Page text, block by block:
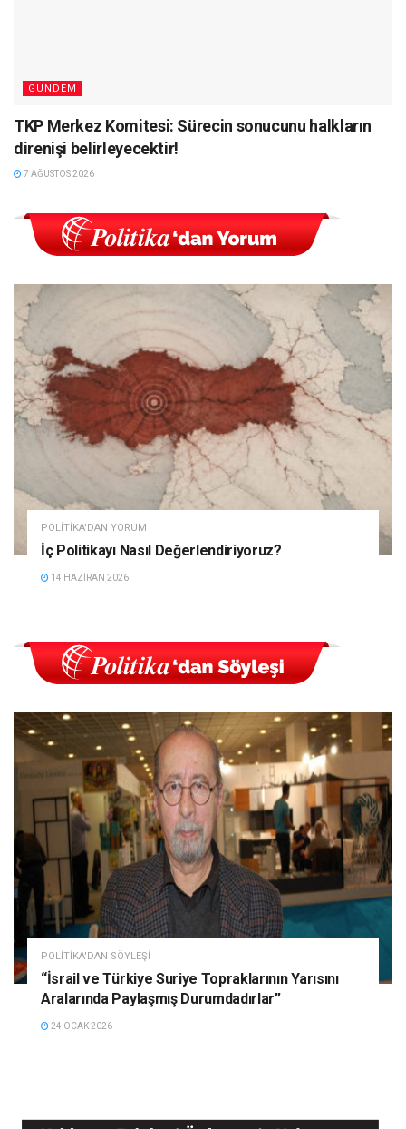
GÜNDEM
TKP Merkez Komitesi: Sürecin sonucunu halkların
direnişi belirleyecektir!
7 AĞUSTOS 2026
POLITIKA'DAN YORUM
İç Politikayı Nasıl Değerlendiriyoruz?
14 HAZIRAN 2026
POLITIKA'DAN SÖYLEŞI
“İsrail ve Türkiye Suriye Topraklarının Yarısını
Aralarında Paylaşmış Durumdadırlar”
24 OCAK 2026